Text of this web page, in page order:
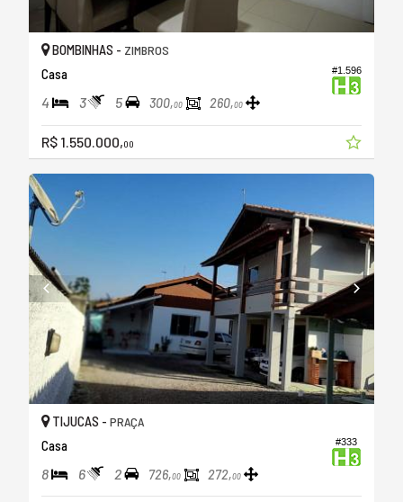
#1.596
BOMBINHAS - ZIMBROS
Casa
4 3 5 300,00 260,00
R$ 1.550.000,00
#333
TIJUCAS - PRAÇA
Casa
8 6 2 726,00 272,00